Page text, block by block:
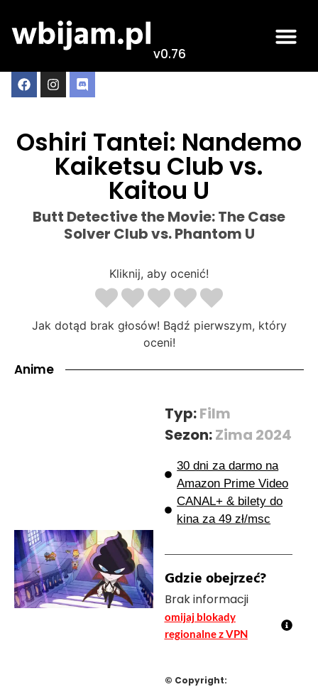
v0.76
Oshiri Tantei: Nandemo
Kaiketsu Club vs.
Kaitou U
Butt Detective the Movie: The Case
Solver Club vs. Phantom U
Kliknij, aby ocenić!
Jak dotąd brak głosów! Bądź pierwszym, który
oceni!
Anime
Typ:Film
Sezon:Zima 2024
30 dni za darmo na
Amazon Prime Video
CANAL+ & bilety do
kina za 49 zł/msc
Gdzie obejrzeć?
Brak informacji
omijaj blokady
regionalne z VPN
© Copyright: